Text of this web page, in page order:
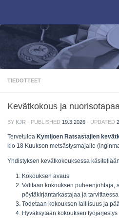
TIEDOTTEET
Kevätkokous ja
BY KJR · PUBLISHED 19.3.2026 · UPDATED
Tervetuloa Kymijoen Ratsastajien
klo 18 Kuukson metsästysmajalle
Yhdistyksen kevätkokouksessa
Kokouksen avaus
Valitaan kokouksen puheenjohtaja,
pöytäkirjantarkastajaa ja
Todetaan kokouksen laillisuus ja
Hyväksytään kokouksen työjärjestys